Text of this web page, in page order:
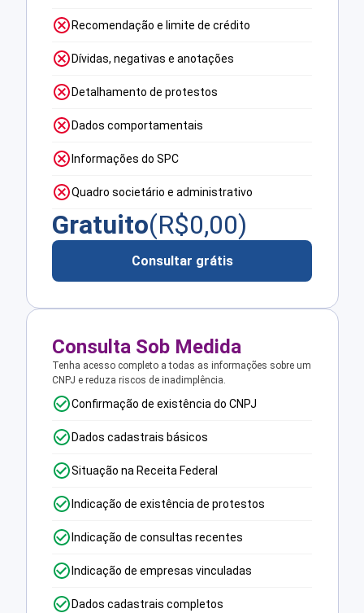
Recomendação e limite de crédito
Dívidas, negativas e anotações
Detalhamento de protestos
Dados comportamentais
Informações do SPC
Quadro societário e administrativo
Gratuito(R$0,00)
Consultar grátis
Consulta Sob Medida
Tenha acesso completo a todas as informações sobre um
CNPJ e reduza riscos de inadimplência.
Confirmação de existência do CNPJ
Dados cadastrais básicos
Situação na Receita Federal
Indicação de existência de protestos
Indicação de consultas recentes
Indicação de empresas vinculadas
Dados cadastrais completos